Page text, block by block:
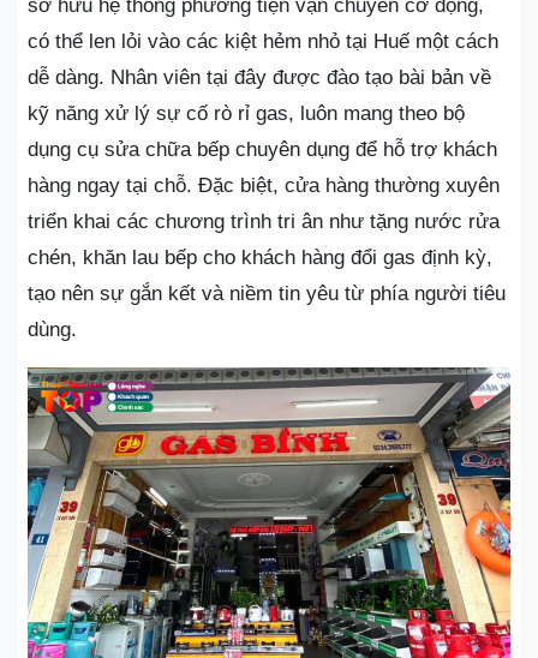
sở hữu hệ thống phương tiện vận chuyển cơ động,
có thể len lỏi vào các kiệt hẻm nhỏ tại Huế một cách
dễ dàng. Nhân viên tại đây được đào tạo bài bản về
kỹ năng xử lý sự cố rò rỉ gas, luôn mang theo bộ
dụng cụ sửa chữa bếp chuyên dụng để hỗ trợ khách
hàng ngay tại chỗ. Đặc biệt, cửa hàng thường xuyên
triển khai các chương trình tri ân như tặng nước rửa
chén, khăn lau bếp cho khách hàng đổi gas định kỳ,
tạo nên sự gắn kết và niềm tin yêu từ phía người tiêu
dùng.